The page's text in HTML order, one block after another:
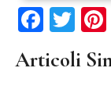
F
a
c
T
w
it
Articoli